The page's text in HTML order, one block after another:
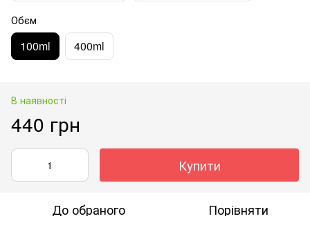
Обєм
100ml 400ml
В наявності
440 грн
Купити
До обраного Порівняти